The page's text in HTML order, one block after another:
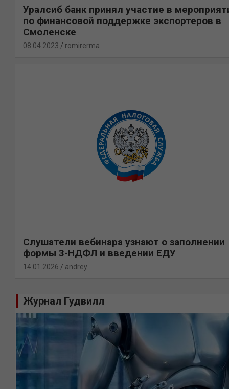
Уралсиб банк принял участие в
по финансовой поддержке экспортеров в
Смоленске
08.04.2023 romirerma
Слушатели вебинара узнают о заполнении
формы 3-НДФЛ и введении ЕДУ
14.01.2026 andrey
Журнал Гудвилл